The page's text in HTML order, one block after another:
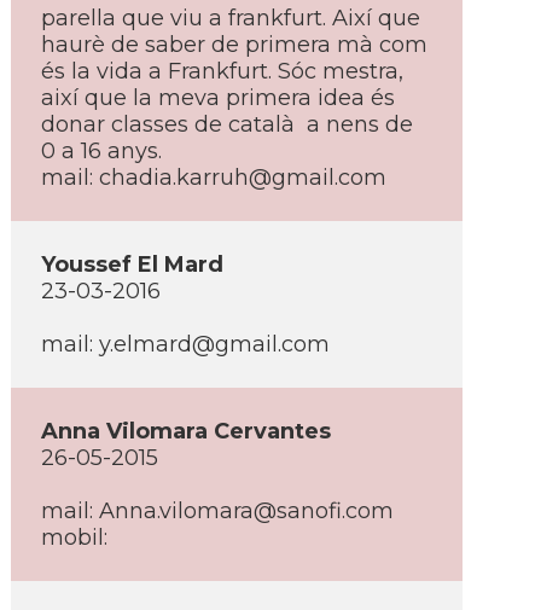
parella que viu a frankfurt. Així­ que
haurè de saber de primera mà com
és la vida a Frankfurt. Sóc mestra,
així­ que la meva primera idea és
donar classes de català a nens de
0 a 16 anys.
mail: chadia.karruh@gmail.com
Youssef El Mard
23-03-2016
mail: y.elmard@gmail.com
Anna Vilomara Cervantes
26-05-2015
mail: Anna.vilomara@sanofi.com
mobil: